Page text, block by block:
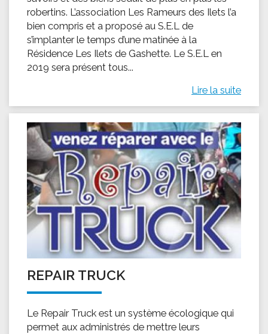
robertins. L’association Les Rameurs des Ilets l’a
bien compris et a proposé au S.E.L de
s’implanter le temps d’une matinée à la
Résidence Les Ilets de Gashette. Le S.E.L en
2019 sera présent tous...
Lire la suite
REPAIR TRUCK
Le Repair Truck est un système écologique qui
permet aux administrés de mettre leurs